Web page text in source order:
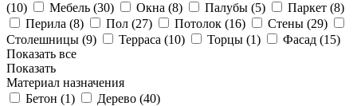
(10) Мебель (30) Окна (8) Палубы (5) Паркет (8)
Перила (8) Пол (27) Потолок (16) Стены (29)
Столешницы (9) Терраса (10) Торцы (1) Фасад (15)
Показать все
Показать
Материал назначения
Бетон (1) Дерево (40)